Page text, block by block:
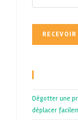
Dégotter une
déplacer